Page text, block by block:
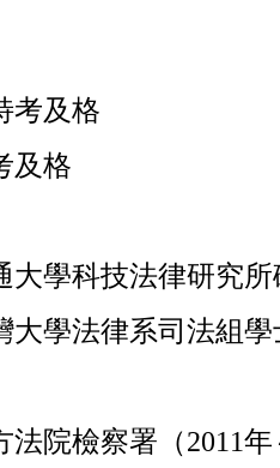
考及格
及格
大學科技法律研究所
大學法律系司法組學
法院檢察署（2011年